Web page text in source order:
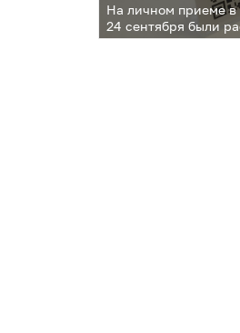
На личном приеме в
24 сентября были
52 человек